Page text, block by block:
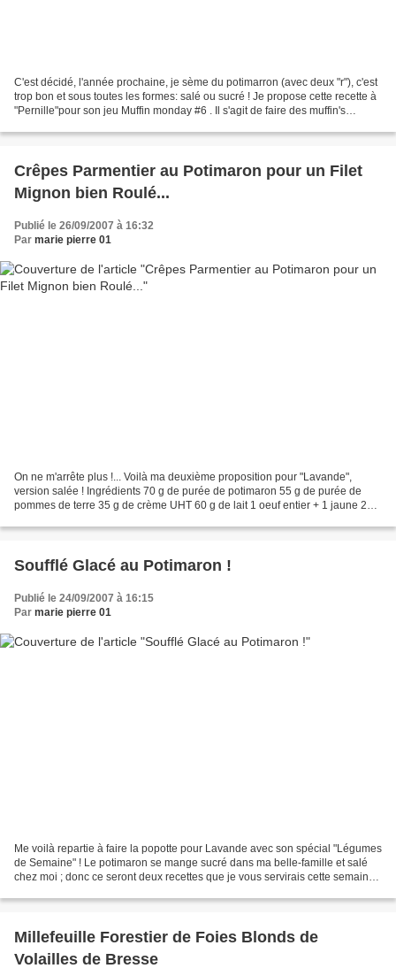
C'est décidé, l'année prochaine, je sème du potimarron (avec deux "r"), c'est
trop bon et sous toutes les formes: salé ou sucré ! Je propose cette recette à
"Pernille"pour son jeu Muffin monday #6 . Il s'agit de faire des muffin's
Crêpes Parmentier au Potimaron pour un Filet
Mignon bien Roulé...
Publié le 26/09/2007 à 16:32
Par marie pierre 01
On ne m'arrête plus !... Voilà ma deuxième proposition pour "Lavande",
version salée ! Ingrédients 70 g de purée de potimaron 55 g de purée de
pommes de terre 35 g de crème UHT 60 g de lait 1 oeuf entier + 1 jaune 25 g
Soufflé Glacé au Potimaron !
Publié le 24/09/2007 à 16:15
Par marie pierre 01
Me voilà repartie à faire la popotte pour Lavande avec son spécial "Légumes
de Semaine" ! Le potimaron se mange sucré dans ma belle-famille et salé
chez moi ; donc ce seront deux recettes que je vous servirais cette semaine,
Millefeuille Forestier de Foies Blonds de
Volailles de Bresse